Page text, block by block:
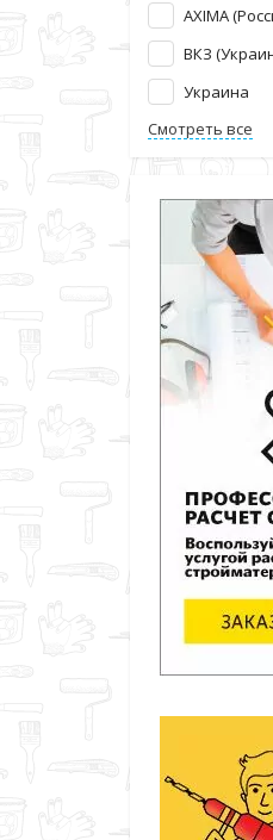
AXIMA
ВКЗ
Украина
Смотреть все